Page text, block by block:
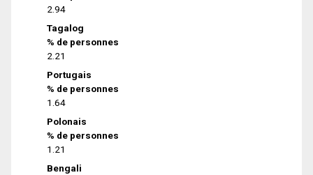
2.94
Tagalog
% de personnes
2.21
Portugais
% de personnes
1.64
Polonais
% de personnes
1.21
Bengali